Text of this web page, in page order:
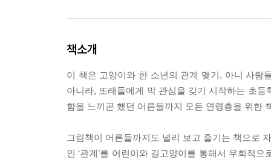
책소개
이 책은 고양이와 한 소년의 관계 맺기, 아니 사람
아니라, 또래들에게 막 관심을 갖기 시작하는 초
함을 느끼곤 했던 어른들까지 모든 연령층을 위한
그림책이 어른들까지도 널리 보고 즐기는 책으로
인 ‘관계’를 어린이와 길고양이를 통해서 우회적